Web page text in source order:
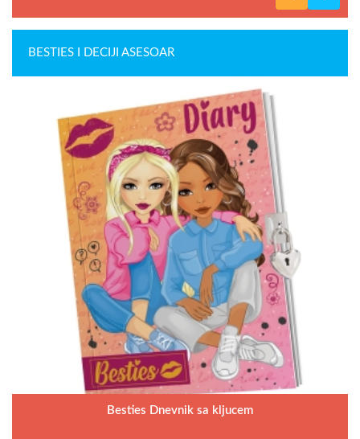
BESTIES I DECIJI ASESOAR
Besties Dnevnik sa kljucem